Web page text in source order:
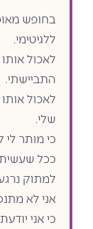
בחופש
ללגיטימי.
לאכול
התביישתי.
לאכול
שלי.
כי מותר לי
ככל
למתוק
אני לא
כי אני